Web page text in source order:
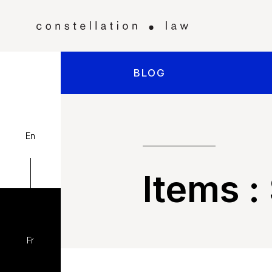
En
Fr
BLOG
Items :